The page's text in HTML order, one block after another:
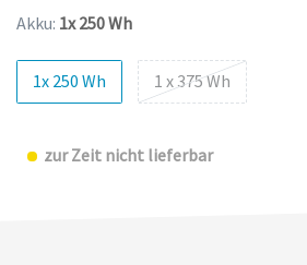
Akku: 1x 250 Wh
1x 250 Wh 1 x 375 Wh
zur Zeit nicht lieferbar